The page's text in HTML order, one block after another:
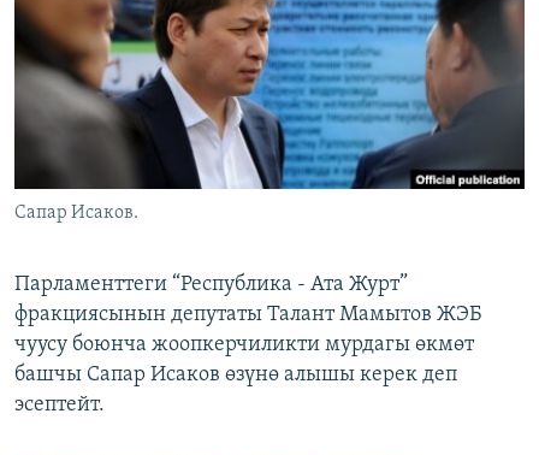
АЗАТТЫК+
ЫҢГАЙСЫЗ СУРООЛОР
ЭЕ/АРнун бардык сайттары
Сапар Исаков.
Парламенттеги “Республика - Ата Журт”
фракциясынын депутаты Талант Мамытов ЖЭБ
чуусу боюнча жоопкерчиликти мурдагы өкмөт
башчы Сапар Исаков өзүнө алышы керек деп
эсептейт.